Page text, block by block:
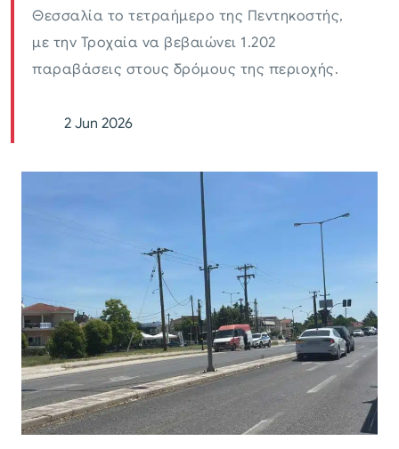
Θεσσαλία το τετραήμερο της Πεντηκοστής,
με την Τροχαία να βεβαιώνει 1.202
παραβάσεις στους δρόμους της περιοχής.
2 Jun 2026